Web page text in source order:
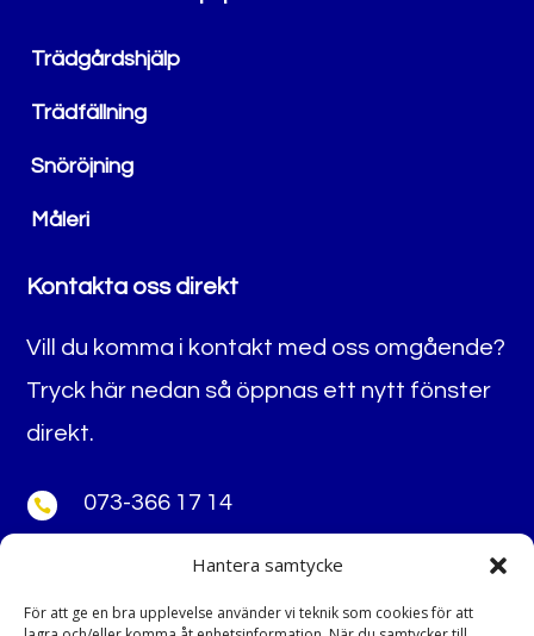
Hantera samtycke
För att ge en bra upplevelse använder vi teknik som cookies för att
Trädgårdshjälp
Trädfällning
Snöröjning
Måleri
Kontakta oss direkt
Vill du komma i kontakt med oss omgående?
Tryck här nedan så öppnas ett nytt fönster
direkt.
 073-366 17 14
thomasholmblad@gmail.com